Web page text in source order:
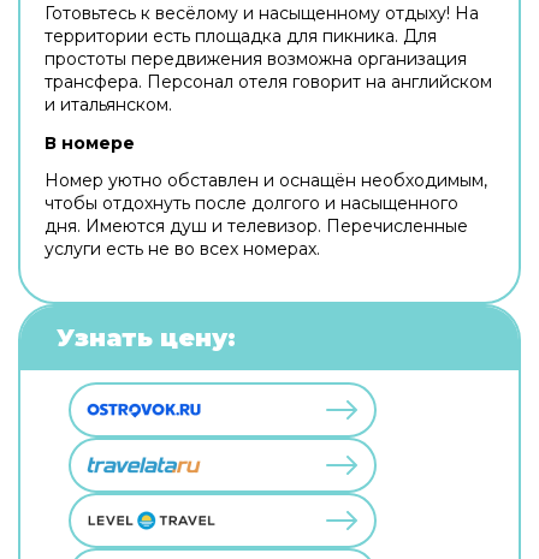
Готовьтесь к весёлому и насыщенному отдыху! На
территории есть площадка для пикника. Для
простоты передвижения возможна организация
трансфера. Персонал отеля говорит на английском
и итальянском.
В номере
Номер уютно обставлен и оснащён необходимым,
чтобы отдохнуть после долгого и насыщенного
дня. Имеются душ и телевизор. Перечисленные
услуги есть не во всех номерах.
Узнать цену: